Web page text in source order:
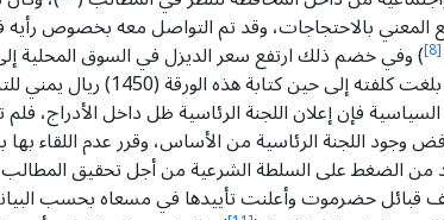
بالاحتجاجات، وقد تم التواصل معه بخصوص رأيه
[8]
(النوع العادي) مع وجود
فإن إعلان اللجنة الرئاسية ظل داخل الأدراج،
وجود اللجنة الرئاسية من الأساس، وقرر عدم
من الضغط على السلطة الشرعية من أجل تحقيق
حلف قبائل حضرموت وأعلنت تأييدها في مسعاه بحسب